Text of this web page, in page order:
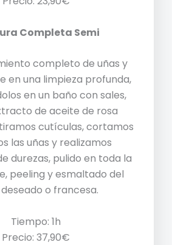
Completa Semi
completo de uñas y
en una limpieza profunda,
en un baño con sales,
de aceite de rosa
cutículas, cortamos
las uñas y realizamos
durezas, pulido en toda la
peeling y esmaltado del
o francesa.
Tiempo: 1h
Precio: 37,90€